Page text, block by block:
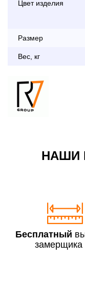
Цвет изделия
Размер
Вес, кг
дни с 8:30 до 18:00
Доставка по
До 90 000 руб.
НАШИ
Бесплатный
замерщика